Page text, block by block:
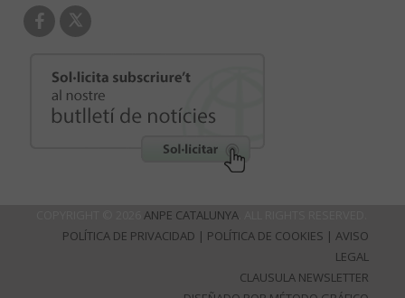
ANPE CATALUNYA
POLÍTICA DE PRIVACIDAD | POLÍTICA DE COOKIES | AVISO
LEGAL
CLAUSULA NEWSLETTER